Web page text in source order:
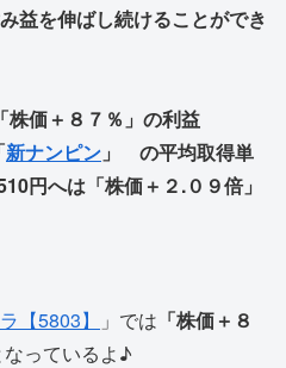
益を伸ばし続けることができ
価＋８７％」の利益
新ナンピン 」 の平均取得単
円へは「株価＋２.０９倍」
【5803】 」では 「株価＋８
なっているよ♪